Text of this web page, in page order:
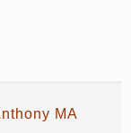
MA